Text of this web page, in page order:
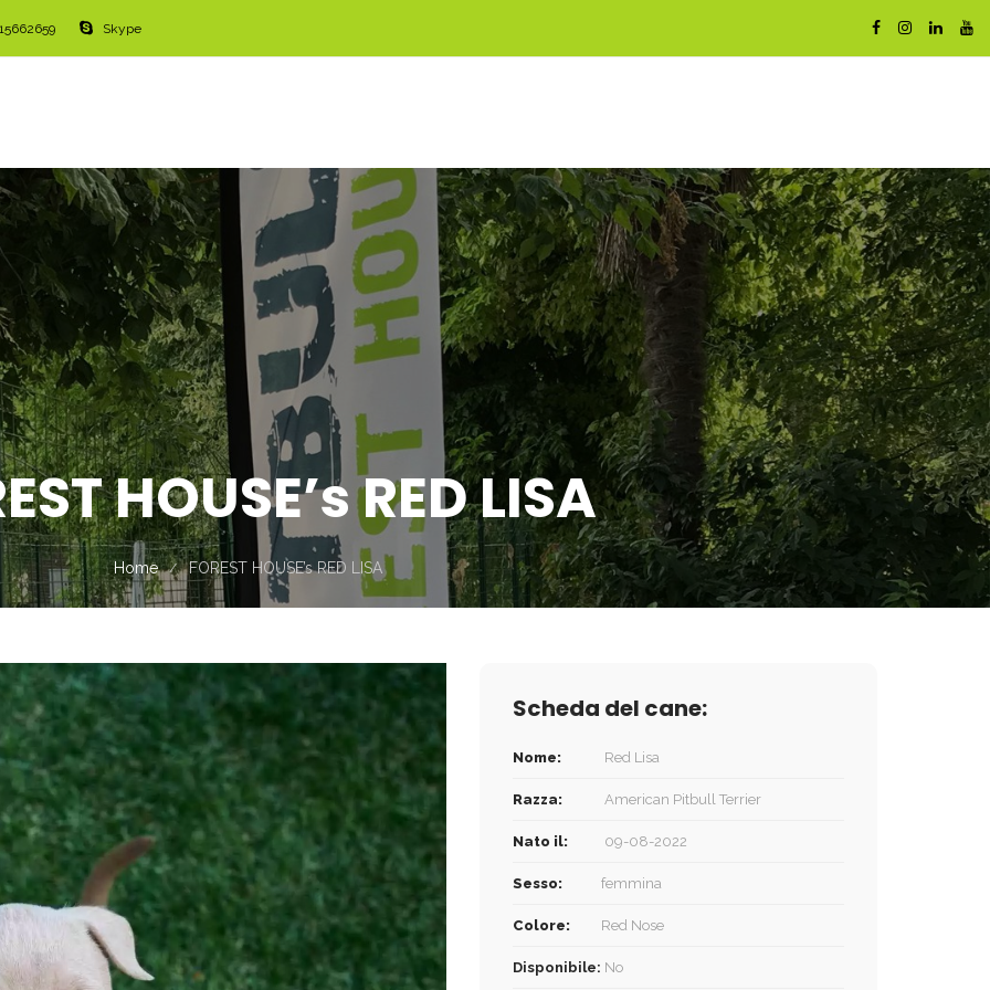
Skype
HOUSE’s RED LISA
Home FOREST HOUSE’s RED LISA
Scheda del cane:
Nome: Red Lisa
Razza: American Pitbull Terrier
Nato il: 09-08-2022
Sesso: femmina
Colore: Red Nose
Disponibile: No